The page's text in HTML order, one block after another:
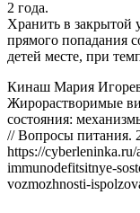
2 года.
Хранить в закрытой
прямого попадания
детей месте, при
Кинаш Мария
Жирорастворимые
состояния:
// Вопросы питания.
https://
immunodefitsitnye-
vozmozhnosti-